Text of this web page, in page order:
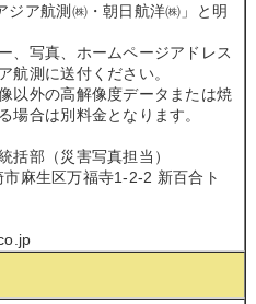
ア航測㈱・朝日航洋㈱」と明
、写真、ホームページアドレス
航測に送付ください。
以外の高解像度データまたは焼
場合は別料金となります。
部（災害写真担当）
麻生区万福寺1-2-2 新百合ト